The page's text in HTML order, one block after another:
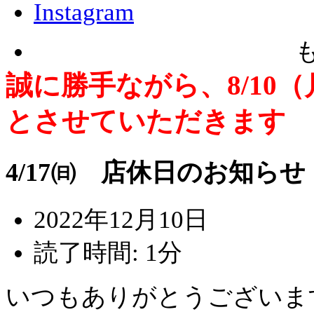
誠に勝手ながら、8/10
とさせていただきます
4/17㈰ 店休日のお知らせ
2022年12月10日
読了時間: 1分
いつもありがとうござい